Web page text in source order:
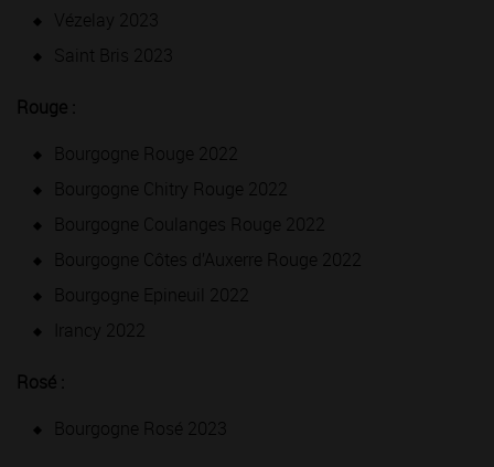
Vézelay 2023
Saint Bris 2023
Rouge :
Bourgogne Rouge 2022
Bourgogne Chitry Rouge 2022
Bourgogne Coulanges Rouge 2022
Bourgogne Côtes d’Auxerre Rouge 2022
Bourgogne Epineuil 2022
Irancy 2022
Rosé :
Bourgogne Rosé 2023